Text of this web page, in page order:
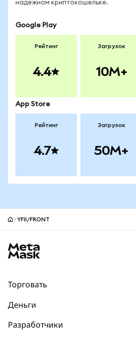
надёжном криптокошельке.
Google Play
Рейтинг
4.4
Загрузок
10M+
App Store
Рейтинг
4.7
Загрузок
50M+
YFII/FRONT
Торговать
Прогнозы
Деньги
Разработчики